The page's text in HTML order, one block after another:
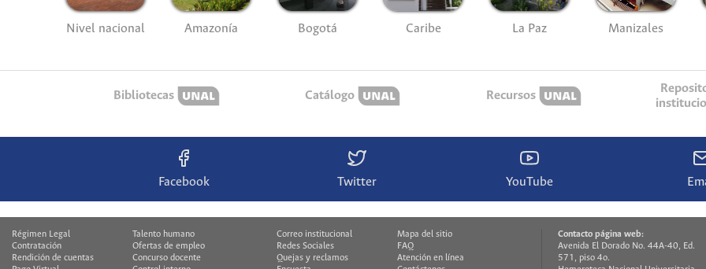
Nivel nacional Amazonía Bogotá Caribe La Paz Manizales
Bibliotecas Catálogo Recursos
Facebook Twitter YouTube
Régimen Legal
Talento humano
Contratación
Ofertas de empleo
Rendición de cuentas
Concurso docente
Correo institucional
Mapa del sitio
Redes Sociales
FAQ
Quejas y reclamos
Atención en línea
Contacto página web:
Avenida El Dorado No. 44A-40, Ed.
571, piso 4o.